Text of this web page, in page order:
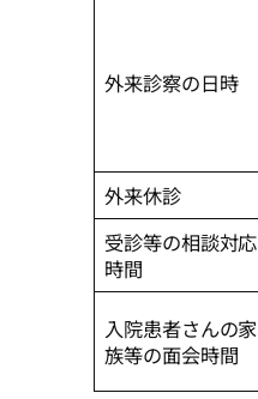
外来診察の日時
外来休診
受診等の相談対応
時間
入院患者さんの家
族等の面会時間